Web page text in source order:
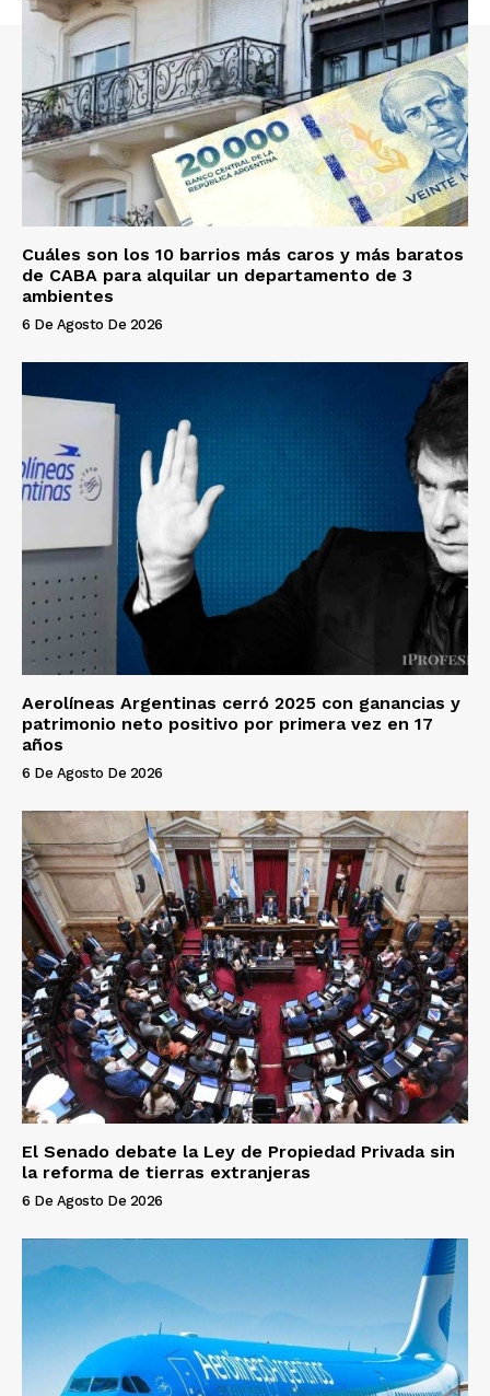
Cuáles son los 10 barrios más caros y más baratos
de CABA para alquilar un departamento de 3
ambientes
6 De Agosto De 2026
Aerolíneas Argentinas cerró 2025 con ganancias y
patrimonio neto positivo por primera vez en 17
años
6 De Agosto De 2026
El Senado debate la Ley de Propiedad Privada sin
la reforma de tierras extranjeras
6 De Agosto De 2026